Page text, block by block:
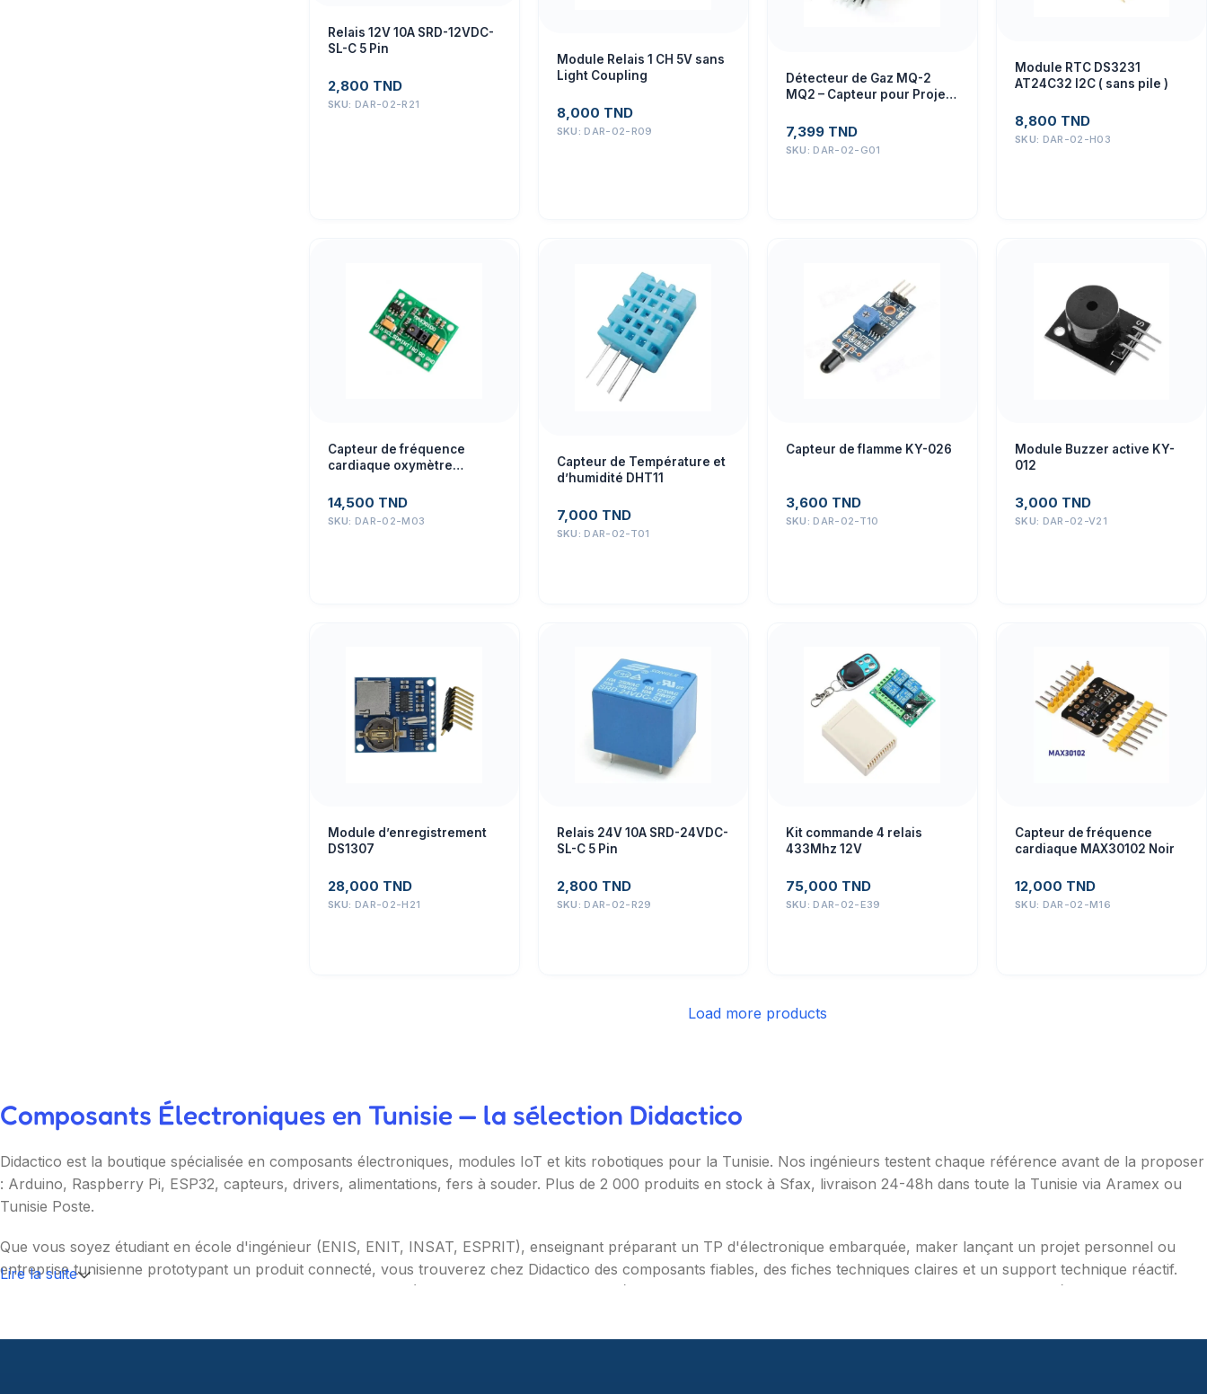
Relais 12V 10A SRD-12VDC-
SL-C 5 Pin
2,800 TND
SKU: DAR-02-R21
Module Relais 1 CH 5V sans
Light Coupling
8,000 TND
SKU: DAR-02-R09
Détecteur de Gaz MQ-2
MQ2 – Capteur pour Projets
7,399 TND
SKU: DAR-02-G01
Module RTC DS3231
AT24C32 I2C ( sans pile )
8,800 TND
SKU: DAR-02-H03
Capteur de fréquence
cardiaque oxymètre
14,500 TND
SKU: DAR-02-M03
Capteur de Température et
d’humidité DHT11
7,000 TND
SKU: DAR-02-T01
Capteur de flamme KY-026
3,600 TND
SKU: DAR-02-T10
Module Buzzer active KY-
012
3,000 TND
SKU: DAR-02-V21
Module d’enregistrement
DS1307
28,000 TND
SKU: DAR-02-H21
Relais 24V 10A SRD-24VDC-
SL-C 5 Pin
2,800 TND
SKU: DAR-02-R29
Kit commande 4 relais
433Mhz 12V
75,000 TND
SKU: DAR-02-E39
Capteur de fréquence
cardiaque MAX30102 Noir
12,000 TND
SKU: DAR-02-M16
Load more products
Composants Électroniques en Tunisie — la sélection Didactico
Didactico est la boutique spécialisée en composants électroniques, modules IoT et kits robotiques pour la Tunisie. Nos ingénieurs testent chaque référence avant de la proposer
: Arduino, Raspberry Pi, ESP32, capteurs, drivers, alimentations, fers à souder. Plus de 2 000 produits en stock à Sfax, livraison 24-48h dans toute la Tunisie via Aramex ou
Tunisie Poste.
Que vous soyez étudiant en école d'ingénieur (ENIS, ENIT, INSAT, ESPRIT), enseignant préparant un TP d'électronique embarquée, maker lançant un projet personnel ou
entreprise tunisienne prototypant un produit connecté, vous trouverez chez Didactico des composants fiables, des fiches techniques claires et un support technique réactif.
Nos catégories couvrent l'essentiel : cartes programmables (Arduino, Raspberry Pi, ESP32), capteurs et modules (température, distance, WiFi, LoRa, GSM), robotique
garantie et SAV inclus sur chaque commande.
Lire la suite